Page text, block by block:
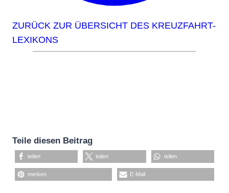
ZURÜCK ZUR ÜBERSICHT DES KREUZFAHRT-
LEXIKONS
Teile diesen Beitrag
teilen teilen teilen
merken E-Mail